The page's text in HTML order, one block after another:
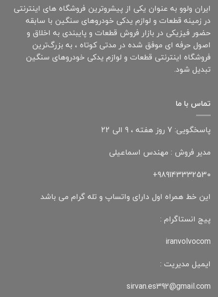
ایران ولوو به عنوان یکی از پیشروترین فروشگاه های اینترنتی
در زمینه قطعات و لوازم یدکی خودروهای سنگین با سابقه
حضور فیزیکی در بازار فروش قطعات و پایبندی به اخلاق و
اصول حرفه ای موفق شده در مدتی کوتاه ، به بزرگ‌ترین
فروشگاه اینترنتی قطعات و لوازم یدکی خودروهای سنگین
تبدیل شود.
تماس با ما
پاسخگویی: 7 روز هفته ، 9 الی 22
مدیر فروش : مهندس اسماعیلی
989143332530+
این خط همراه اول دارای واتساپ و تله گرام می باشد
پیج انستاگرام :
iranvolvocom
ایمیل مدیریت :
sirvan.es392@gmail.com